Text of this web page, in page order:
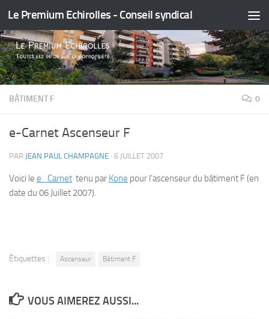
Skip to content
Le Premium Echirolles - Conseil syndical
BÂTIMENT F 0
e-Carnet Ascenseur F
PAR JEAN PAUL CHAMPAGNE · 6 JUILLET 2007
Voici le e_Carnet tenu par Kone pour l’ascenseur du bâtiment F (en
date du 06 Juillet 2007).
Étiquettes : Ascenseur Bâtiment F
VOUS AIMEREZ AUSSI...